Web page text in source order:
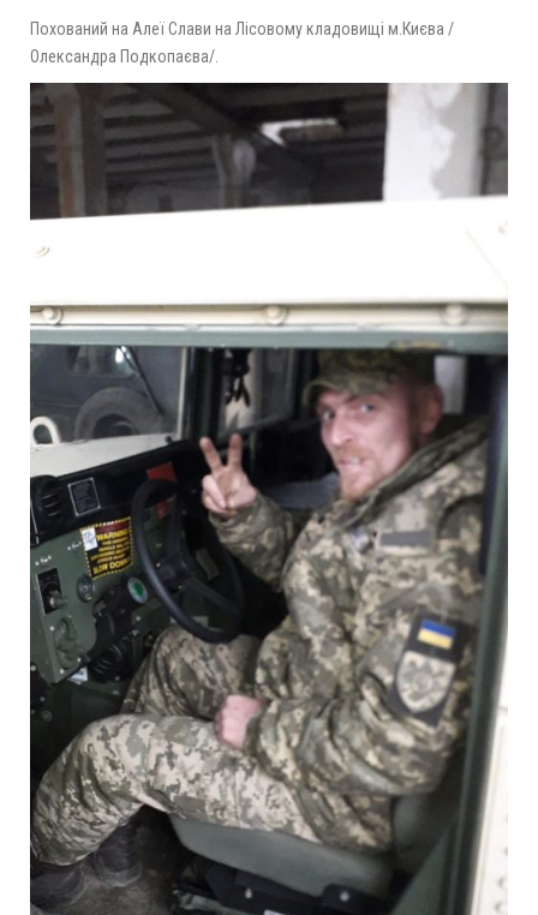
Похований на Алеї Слави на Лісовому кладовищі м.Києва /
Олександра Подкопаєва/.